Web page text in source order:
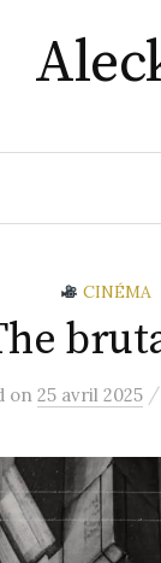
CINÉMA
on 25 avril 2025 /